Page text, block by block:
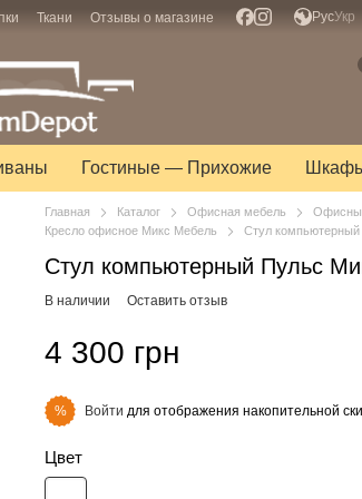
Ткани Отзывы о магазине РусУкр
Гостиные — Прихожие
Главная Каталог Офисная мебель
Кресло офисное Микс Мебель
Стул
Стул компьютерный Пульс
В наличии Оставить отзыв
4 300 грн
% Войти для отображения накопительной
Цвет